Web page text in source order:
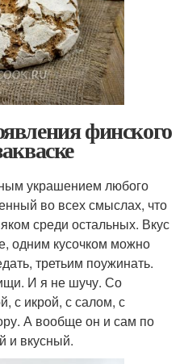
финского
украшением любого
во всех смыслах, что
среди остальных. Вкус
одним кусочком можно
третьим поужинать.
И я не шучу. Со
с икрой, с салом, с
А вообще он и сам по
и вкусный.